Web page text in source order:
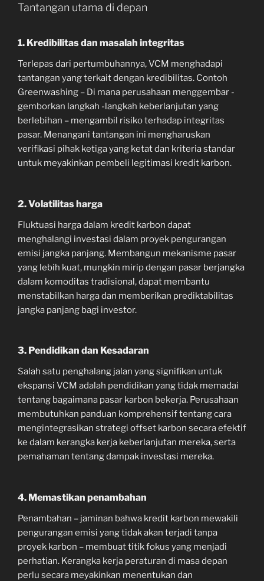
Tantangan utama di depan
1. Kredibilitas dan masalah integritas
Terlepas dari pertumbuhannya, VCM menghadapi
tantangan yang terkait dengan kredibilitas. Contoh
Greenwashing – Di mana perusahaan menggembar -
gemborkan langkah -langkah keberlanjutan yang
berlebihan – mengambil risiko terhadap integritas
pasar. Menangani tantangan ini mengharuskan
verifikasi pihak ketiga yang ketat dan kriteria standar
untuk meyakinkan pembeli legitimasi kredit karbon.
2. Volatilitas harga
Fluktuasi harga dalam kredit karbon dapat
menghalangi investasi dalam proyek pengurangan
emisi jangka panjang. Membangun mekanisme pasar
yang lebih kuat, mungkin mirip dengan pasar berjangka
dalam komoditas tradisional, dapat membantu
menstabilkan harga dan memberikan prediktabilitas
jangka panjang bagi investor.
3. Pendidikan dan Kesadaran
Salah satu penghalang jalan yang signifikan untuk
ekspansi VCM adalah pendidikan yang tidak memadai
tentang bagaimana pasar karbon bekerja. Perusahaan
membutuhkan panduan komprehensif tentang cara
mengintegrasikan strategi offset karbon secara efektif
ke dalam kerangka kerja keberlanjutan mereka, serta
pemahaman tentang dampak investasi mereka.
4. Memastikan penambahan
Penambahan – jaminan bahwa kredit karbon mewakili
pengurangan emisi yang tidak akan terjadi tanpa
proyek karbon – membuat titik fokus yang menjadi
perhatian. Kerangka kerja peraturan di masa depan
perlu secara meyakinkan menentukan dan